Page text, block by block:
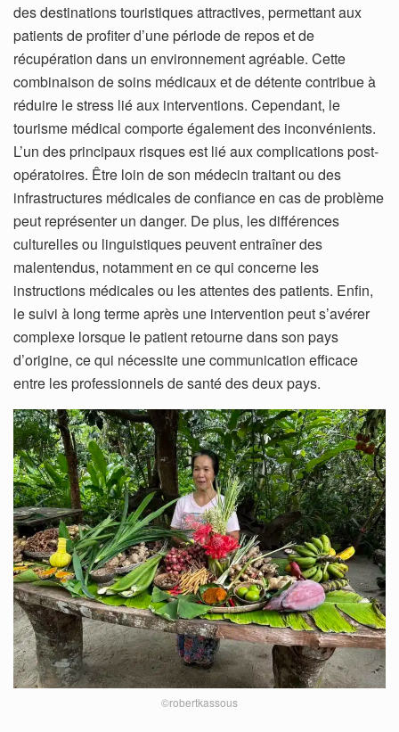
des destinations touristiques attractives, permettant aux
patients de profiter d’une période de repos et de
récupération dans un environnement agréable. Cette
combinaison de soins médicaux et de détente contribue à
réduire le stress lié aux interventions. Cependant, le
tourisme médical comporte également des inconvénients.
L’un des principaux risques est lié aux complications post-
opératoires. Être loin de son médecin traitant ou des
infrastructures médicales de confiance en cas de problème
peut représenter un danger. De plus, les différences
culturelles ou linguistiques peuvent entraîner des
malentendus, notamment en ce qui concerne les
instructions médicales ou les attentes des patients. Enfin,
le suivi à long terme après une intervention peut s’avérer
complexe lorsque le patient retourne dans son pays
d’origine, ce qui nécessite une communication efficace
entre les professionnels de santé des deux pays.
©robertkassous